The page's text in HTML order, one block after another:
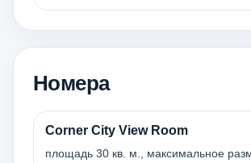
Номера
Corner City View Room
площадь 30 кв. м., максимальное